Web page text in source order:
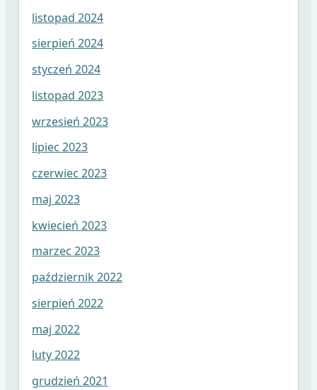
listopad 2024
sierpień 2024
styczeń 2024
listopad 2023
wrzesień 2023
lipiec 2023
czerwiec 2023
maj 2023
kwiecień 2023
marzec 2023
październik 2022
sierpień 2022
maj 2022
luty 2022
grudzień 2021